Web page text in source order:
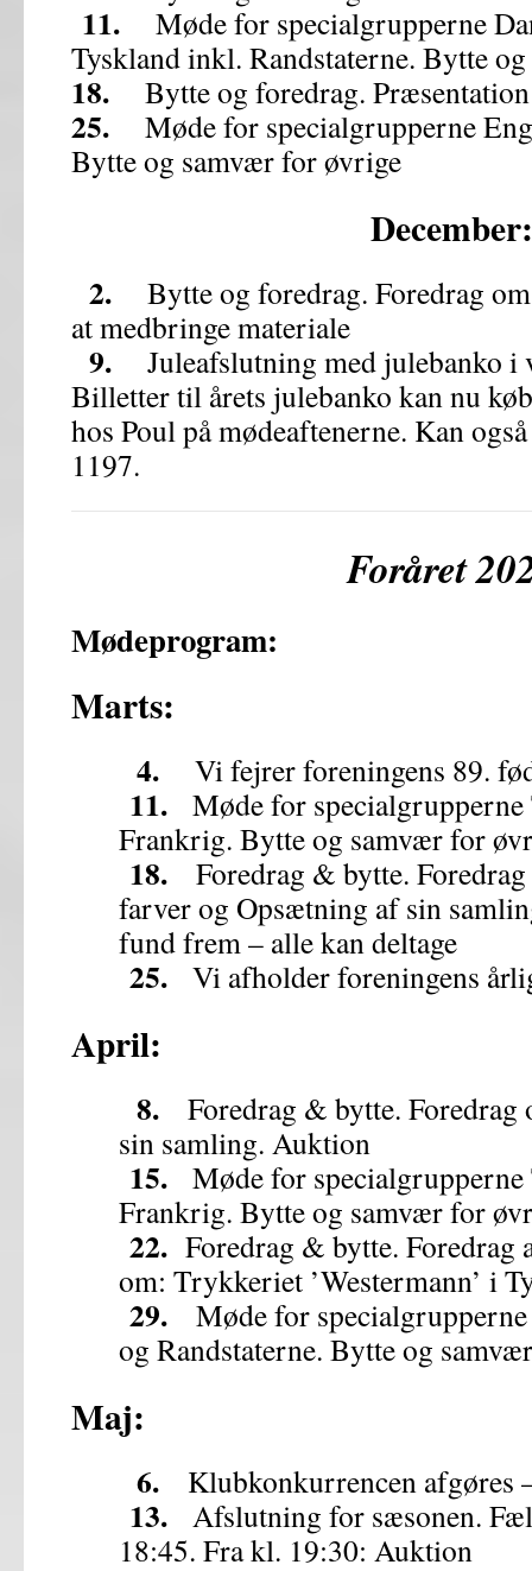
11. Møde for specialgrupperne
Tyskland inkl. Randstaterne. Bytte
18. Bytte og foredrag.
25. Møde for specialgrupperne
Bytte og samvær for øvrige
December:
2. Bytte og foredrag. Foredrag
at medbringe materiale
9. Juleafslutning med julebanko i
Billetter til årets julebanko kan nu
hos Poul på mødeaftenerne. Kan
1197.
Foråret
Mødeprogram:
Marts:
4. Vi fejrer foreningens 89.
11. Møde for specialgrupperne
Frankrig. Bytte og samvær for
18. Foredrag & bytte.
farver og Opsætning af sin
fund frem – alle kan deltage
25. Vi afholder foreningens
April:
8. Foredrag & bytte.
sin samling. Auktion
15. Møde for specialgrupperne
Frankrig. Bytte og samvær for
22. Foredrag & bytte. Foredrag
om: Trykkeriet ’Westermann’ i
29. Møde for
og Randstaterne. Bytte og
Maj:
6. Klubkonkurrencen afgøres
13. Afslutning for sæsonen.
18:45. Fra kl. 19:30: Auktion